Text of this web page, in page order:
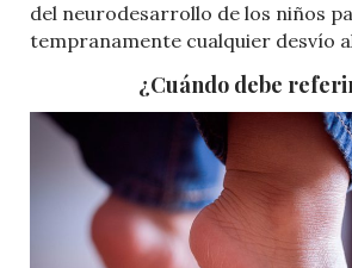
del neurodesarrollo de los niños
tempranamente cualquier desvío
¿Cuándo debe